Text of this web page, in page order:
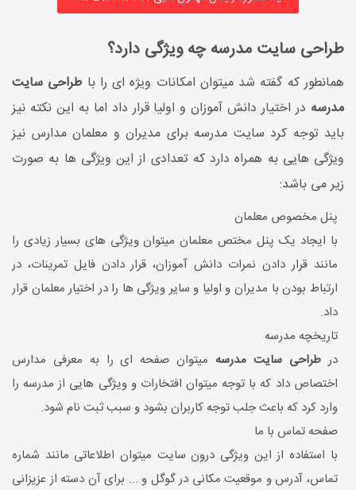
طراحی سایت مدرسه چه ویژگی دارد؟
همانطور که گفته شد میتوان امکانات ویژه ای را باطراحی سایت
مدرسه در اختیار دانش آموزان و اولیا قرار داد اما به این نکته نیز
باید توجه کرد سایت مدرسه برای مدیران و معلمان مدارس نیز
ویژگی هایی به همراه دارد که تعدادی از این ویژگی ها به صورت
زیر می باشد:
پنل مخصوص معلمان
با ایجاد یک پنل مختص معلمان میتوان ویژگی های بسیار زیادی را
مانند قرار دادن نمرات دانش آموزان، قرار دادن فایل تمرینات، در
ارتباط بودن با مدیران و اولیا و سایر ویژگی ها را در اختیار معلمان قرار
داد.
تاریخچه مدرسه
درطراحی سایت مدرسه میتوان صفحه ای را به معرفی مدارس
اختصاص داد که با توجه میتوان افتخارات و ویژگی هایی از مدرسه را
وارد کرد که باعث جلب توجه کاربران بشود و سبب ثبت نام شود.
صفحه تماس با ما
با استفاده از این ویژگی درون سایت میتوان اطلاعاتی مانند شماره
تماس، آدرس و موقعیت مکانی در گوگل و ... برای آن دسته از عزیزانی